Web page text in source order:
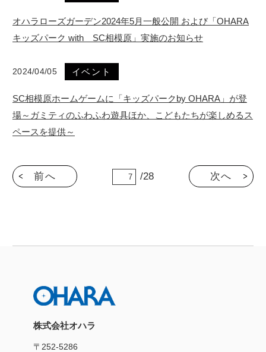
オハラローズガーデン2024年5月一般公開 および「OHARA
キッズパーク with SC相模原」実施のお知らせ
2024/04/05 イベント
SC相模原ホームゲームに「キッズパークby OHARA」が登
場～ガミティのふわふわ遊具ほか、こどもたちが楽しめるス
ペースを提供～
/28
前へ 次へ
株式会社オハラ
〒252-5286